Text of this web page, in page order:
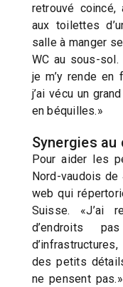
retrouvé coincé,
aux toilettes
salle à manger
WC au sous-
je m’y rende en
j’ai vécu un
en béquilles.»
Synergies
Pour aider les
Nord-vaudois
web qui
Suisse. «J’ai
d’endroits
des petits
ne pensent